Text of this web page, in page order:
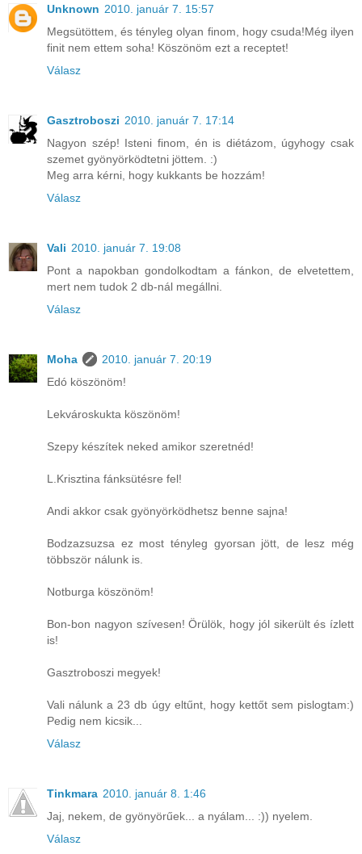
Unknown 2010. január 7. 15:57
Megsütöttem, és tényleg olyan finom, hogy csuda!Még ilyen
finit nem ettem soha! Köszönöm ezt a receptet!
Válasz
Gasztroboszi 2010. január 7. 17:14
Nagyon szép! Isteni finom, én is diétázom, úgyhogy csak
szemet gyönyörködtetni jöttem. :)
Meg arra kérni, hogy kukkants be hozzám!
Válasz
Vali 2010. január 7. 19:08
Pont a napokban gondolkodtam a fánkon, de elvetettem,
mert nem tudok 2 db-nál megállni.
Válasz
Moha
2010. január 7. 20:19
Edó köszönöm!
Lekvároskukta köszönöm!
Szepy készítek neked amikor szeretnéd!
L.Krisztina fánksütésre fel!
Andi akkor csak gyönyörködhetsz benne sajna!
Bodzazsuzsa ez most tényleg gyorsan jött, de lesz még
többször nálunk is.
Notburga köszönöm!
Bon-bon nagyon szívesen! Örülök, hogy jól sikerült és ízlett
is!
Gasztroboszi megyek!
Vali nálunk a 23 db úgy eltűnt, hogy kettőt sem pislogtam:)
Pedig nem kicsik...
Válasz
Tinkmara 2010. január 8. 1:46
Jaj, nekem, de gyönyörűek... a nyálam... :)) nyelem.
Válasz